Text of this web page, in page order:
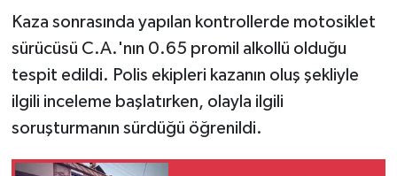
Kaza sonrasında yapılan kontrollerde motosiklet
sürücüsü C.A.'nın 0.65 promil alkollü olduğu
tespit edildi. Polis ekipleri kazanın oluş şekliyle
ilgili inceleme başlatırken, olayla ilgili
soruşturmanın sürdüğü öğrenildi.